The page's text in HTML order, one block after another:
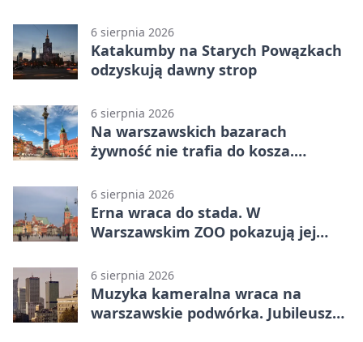
6 sierpnia 2026
Katakumby na Starych Powązkach
odzyskują dawny strop
6 sierpnia 2026
Na warszawskich bazarach
żywność nie trafia do kosza.
6 sierpnia 2026
Erna wraca do stada. W
Warszawskim ZOO pokazują jej
6 sierpnia 2026
Muzyka kameralna wraca na
warszawskie podwórka. Jubileusz